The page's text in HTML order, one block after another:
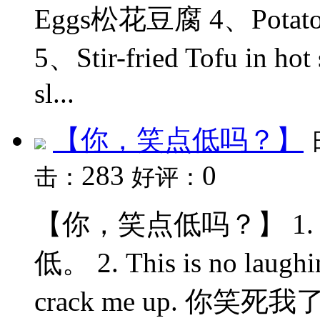
Eggs松花豆腐 4、
5、Stir-fried Tofu in
sl...
【你，笑点低吗？】
击： 283 好评： 0
【你，笑点低吗？】
低。 2. This is no
crack me up. 你笑死我